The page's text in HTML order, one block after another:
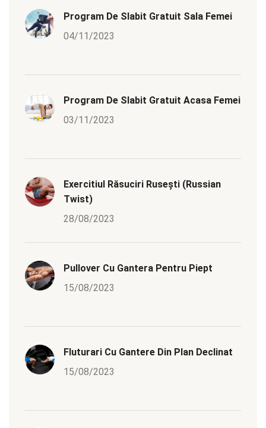
Program De Slabit Gratuit Sala Femei
04/11/2023
Program De Slabit Gratuit Acasa Femei
03/11/2023
Exercitiul Răsuciri Rusești (Russian
Twist)
28/08/2023
Pullover Cu Gantera Pentru Piept
15/08/2023
Fluturari Cu Gantere Din Plan Declinat
15/08/2023